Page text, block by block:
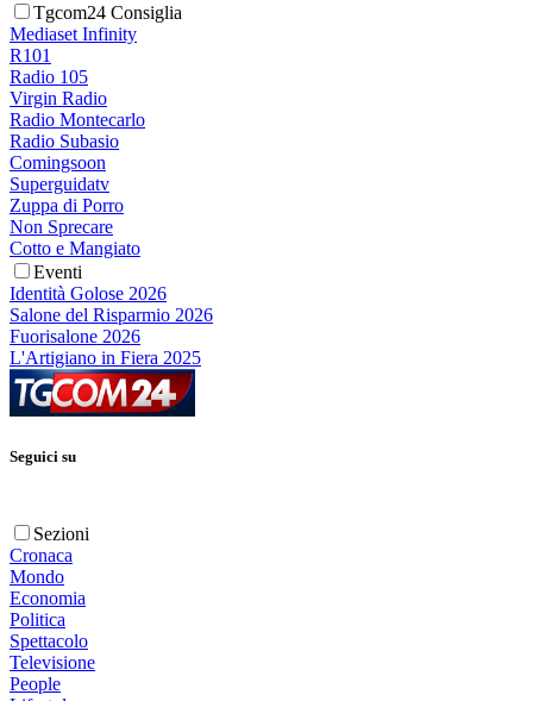
Tgcom24 Consiglia
Mediaset Infinity
R101
Radio 105
Virgin Radio
Radio Montecarlo
Radio Subasio
Comingsoon
Superguidatv
Zuppa di Porro
Non Sprecare
Cotto e Mangiato
Eventi
Identità Golose 2026
Salone del Risparmio 2026
Fuorisalone 2026
L'Artigiano in Fiera 2025
Seguici su
Sezioni
Cronaca
Mondo
Economia
Politica
Spettacolo
Televisione
People